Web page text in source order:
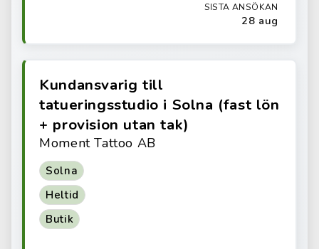
SISTA ANSÖKAN
28 aug
Kundansvarig till
tatueringsstudio i Solna (fast lön
+ provision utan tak)
Moment Tattoo AB
Solna
Heltid
Butik